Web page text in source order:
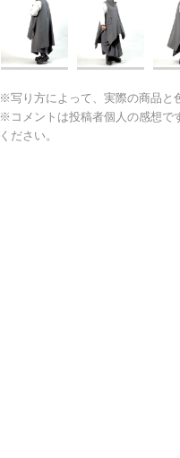
※写り方によって、実際の商品と
※コメントは投稿者個人の感想で
ください。